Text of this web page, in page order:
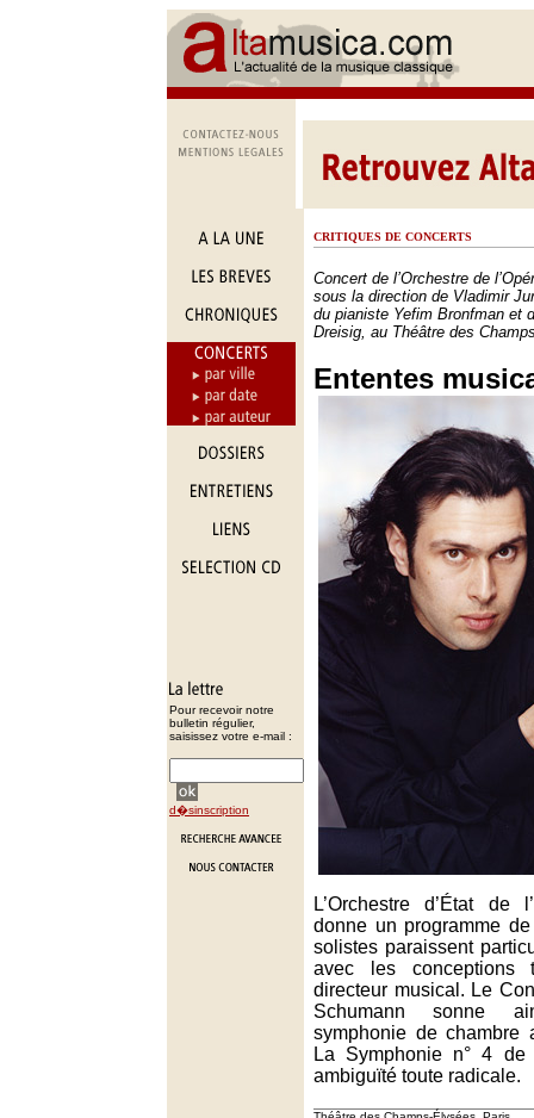
Pour recevoir notre
bulletin régulier,
saisissez votre e-mail :
d�sinscription
CRITIQUES DE CONCERTS
Concert de l’Orchestre de
sous la direction de Vladimir
du pianiste Yefim Bronfman et
Dreisig, au Théâtre des
Ententes
L’Orchestre d’État de
donne un programme
solistes paraissent
avec les conceptions
directeur musical. Le
Schumann sonne
symphonie de chambre
La Symphonie n° 4
ambiguïté toute radicale.